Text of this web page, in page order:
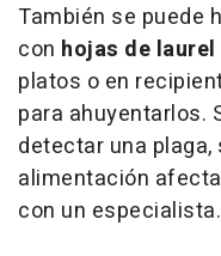
También se puede
con hojas de
platos o en
para ahuyentarlos.
detectar una
alimentación
con un especialista.